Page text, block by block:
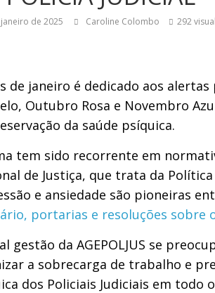
de 2025 Caroline Colombo 292
de janeiro é dedicado aos
Outubro Rosa e Novembro
da saúde psíquica.
tem sido recorrente em
de Justiça, que trata da
e ansiedade são pioneiras
portarias e resoluções sobre
gestão da AGEPOLJUS se
a sobrecarga de trabalho e
dos Policiais Judiciais em todo